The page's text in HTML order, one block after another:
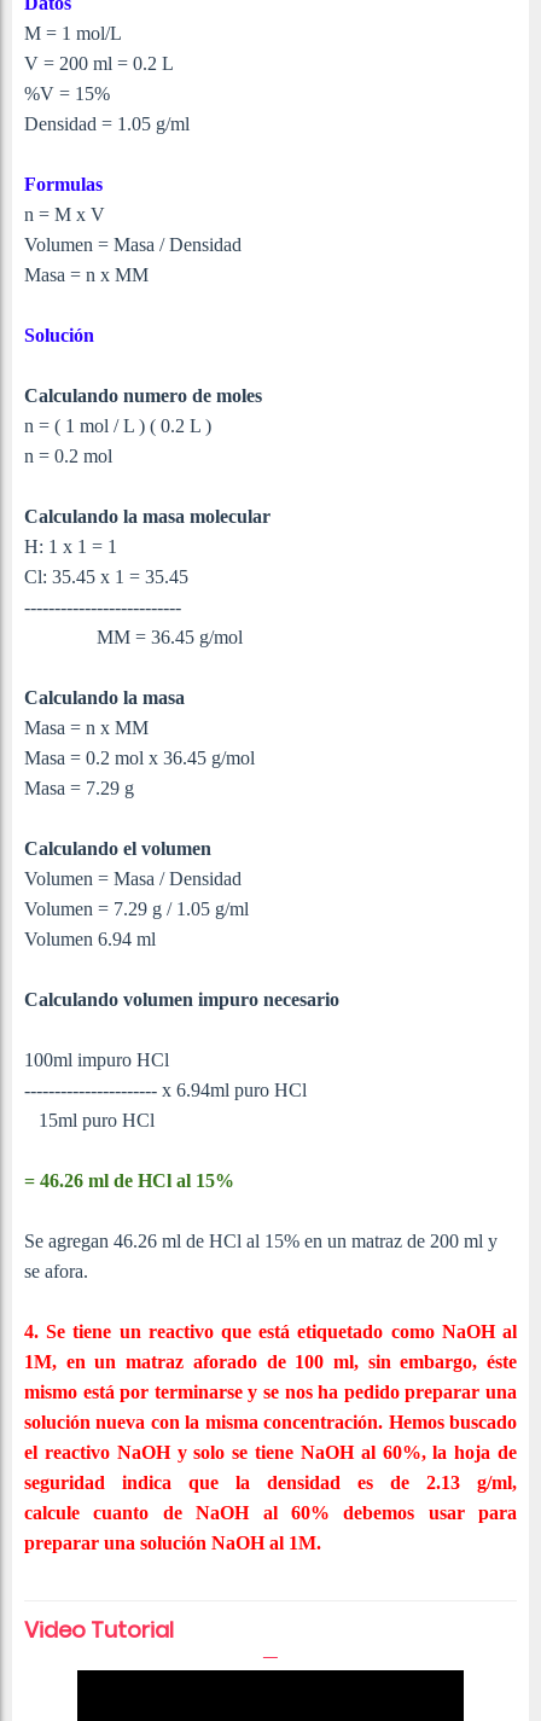
M = 1 mol/L
V = 200 ml = 0.2 L
%V = 15%
Densidad = 1.05 g/ml
Formulas
n = M x V
Volumen = Masa / Densidad
Masa = n x MM
Solución
Calculando numero de moles
n = ( 1 mol / L ) ( 0.2 L )
n = 0.2 mol
Calculando la masa molecular
H: 1 x 1 = 1
Cl: 35.45 x 1 = 35.45
--------------------------
MM = 36.45 g/mol
Calculando la masa
Masa = n x MM
Masa = 0.2 mol x 36.45 g/mol
Masa = 7.29 g
Calculando el volumen
Volumen = Masa / Densidad
Volumen = 7.29 g / 1.05 g/ml
Volumen 6.94 ml
Calculando volumen impuro necesario
100ml impuro HCl
---------------------- x 6.94ml puro HCl
15ml puro HCl
= 46.26 ml de HCl al 15%
Se agregan 46.26 ml de HCl al 15% en un matraz de 200 ml y
se afora.
4. Se tiene un reactivo que está etiquetado como NaOH al
1M, en un matraz aforado de 100 ml, sin embargo, éste
mismo está por terminarse y se nos ha pedido preparar una
solución nueva con la misma concentración. Hemos buscado
el reactivo NaOH y solo se tiene NaOH al 60%, la hoja de
seguridad indica que la densidad es de 2.13 g/ml,
calcule cuanto de NaOH al 60% debemos usar para
preparar una solución NaOH al 1M.
Video Tutorial